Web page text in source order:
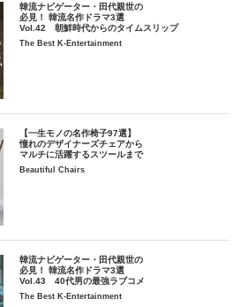
韓流ナビゲーター・田代親世の
必見！ 韓流名作ドラマ3選
Vol.42 朝鮮時代からのタイムスリップ
The Best K-Entertainment
【一生モノの名作椅子97選】
憧れのデザイナーズチェアから
マルチに活躍するスツールまで
Beautiful Chairs
韓流ナビゲーター・田代親世の
必見！ 韓流名作ドラマ3選
Vol.43 40代男の最強ラブコメ
The Best K-Entertainment